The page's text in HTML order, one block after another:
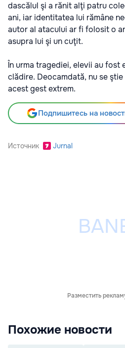
dascălul şi a rănit alţi patru
ani, iar identitatea lui rămâne
autor al atacului ar fi folosit o
asupra lui şi un cuţit.
În urma tragediei, elevii au fost
clădire. Deocamdată, nu se
acest gest extrem.
Подпишитесь на
Источник Jurnal
Разместить
Похожие новости